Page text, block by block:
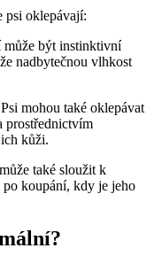
psi oklepávají:
může být instinktivní
nadbytečnou vlhkost
Psi mohou také oklepávat
prostřednictvím
kůži.
také sloužit k
po koupání, kdy je jeho